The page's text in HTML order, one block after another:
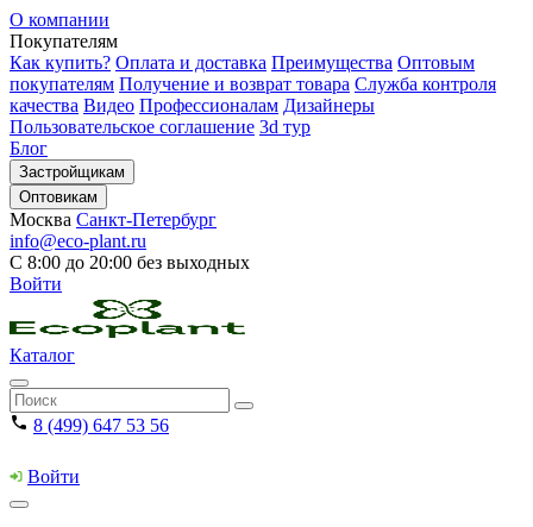
О компании
Покупателям
Как купить? Оплата и доставка Преимущества Оптовым
покупателям Получение и возврат товара Служба контроля
качества Видео Профессионалам Дизайнеры
Пользовательское соглашение 3d тур
Блог
Застройщикам
Оптовикам
Москва Санкт-Петербург
info@eco-plant.ru
С 8:00 до 20:00 без выходных
Войти
Каталог
8 (499) 647 53 56
Войти